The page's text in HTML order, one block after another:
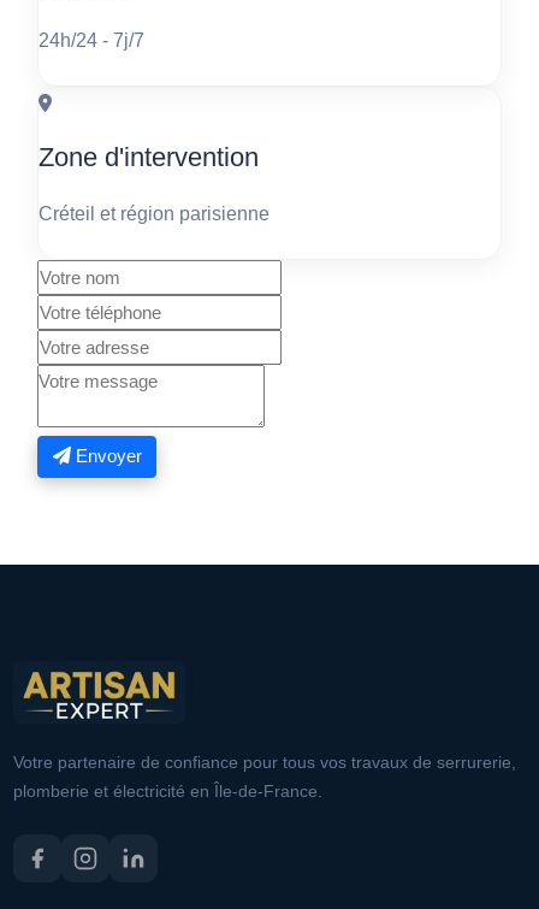
24h/24 - 7j/7
Zone d'intervention
Créteil et région parisienne
Envoyer
Votre partenaire de confiance pour tous vos travaux de serrurerie,
plomberie et électricité en Île-de-France.